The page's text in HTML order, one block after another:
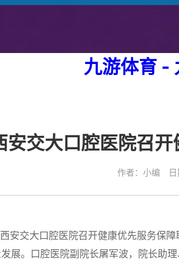
九游体育 -
安交大口腔医院召
作者：小编
交大口腔医院召开健康优先服务保障
展。口腔医院副院长屠军波，院长助